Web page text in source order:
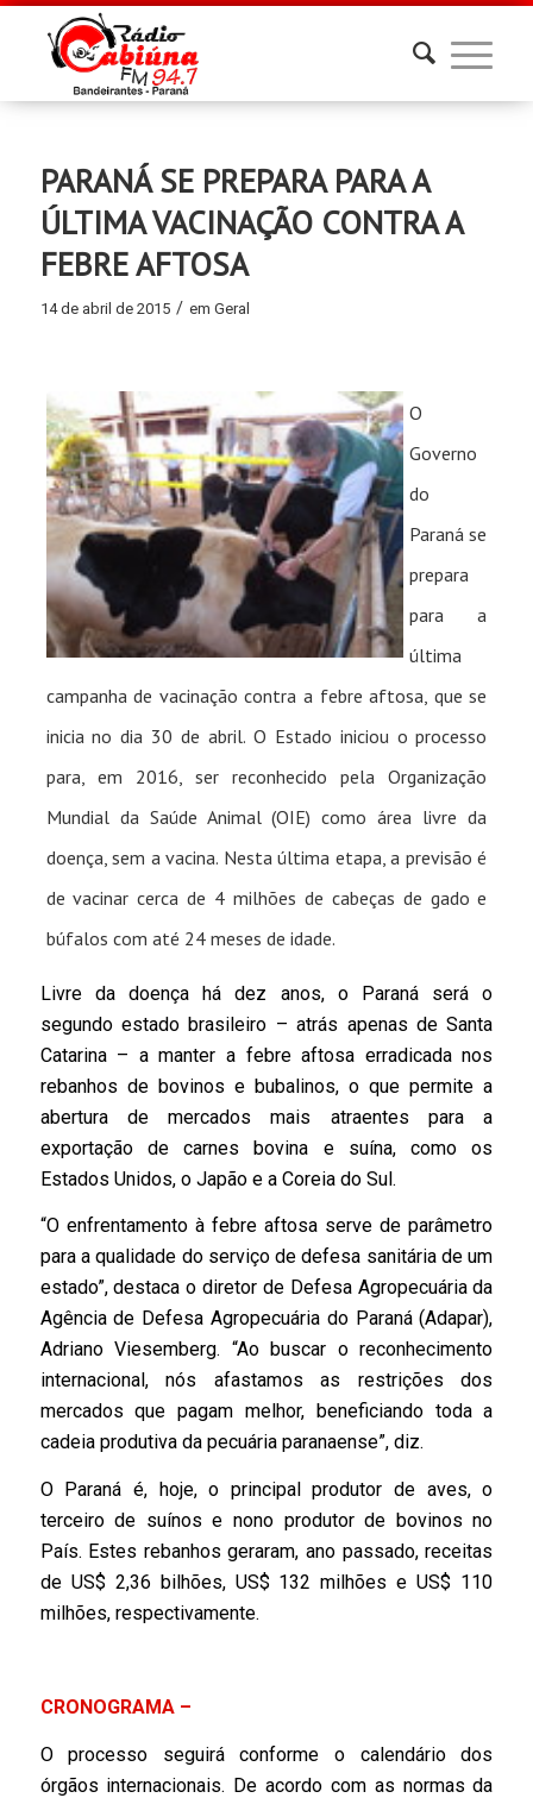
PARANÁ SE PREPARA PARA A
ÚLTIMA VACINAÇÃO CONTRA A
FEBRE AFTOSA
14 de abril de 2015 / em Geral
O
Governo
do
Paraná se
prepara
para a
última
campanha de vacinação contra a febre aftosa, que se
inicia no dia 30 de abril. O Estado iniciou o processo
para, em 2016, ser reconhecido pela Organização
Mundial da Saúde Animal (OIE) como área livre da
doença, sem a vacina. Nesta última etapa, a previsão é
de vacinar cerca de 4 milhões de cabeças de gado e
búfalos com até 24 meses de idade.
Livre da doença há dez anos, o Paraná será o
segundo estado brasileiro – atrás apenas de Santa
Catarina – a manter a febre aftosa erradicada nos
rebanhos de bovinos e bubalinos, o que permite a
abertura de mercados mais atraentes para a
exportação de carnes bovina e suína, como os
Estados Unidos, o Japão e a Coreia do Sul.
“O enfrentamento à febre aftosa serve de parâmetro
para a qualidade do serviço de defesa sanitária de um
estado”, destaca o diretor de Defesa Agropecuária da
Agência de Defesa Agropecuária do Paraná (Adapar),
Adriano Viesemberg. “Ao buscar o reconhecimento
internacional, nós afastamos as restrições dos
mercados que pagam melhor, beneficiando toda a
cadeia produtiva da pecuária paranaense”, diz.
O Paraná é, hoje, o principal produtor de aves, o
terceiro de suínos e nono produtor de bovinos no
País. Estes rebanhos geraram, ano passado, receitas
de US$ 2,36 bilhões, US$ 132 milhões e US$ 110
milhões, respectivamente.
CRONOGRAMA –
O processo seguirá conforme o calendário dos
órgãos internacionais. De acordo com as normas da